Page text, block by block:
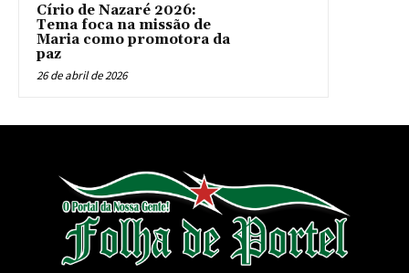
Círio de Nazaré 2026:
Tema foca na missão de
Maria como promotora da
paz
26 de abril de 2026